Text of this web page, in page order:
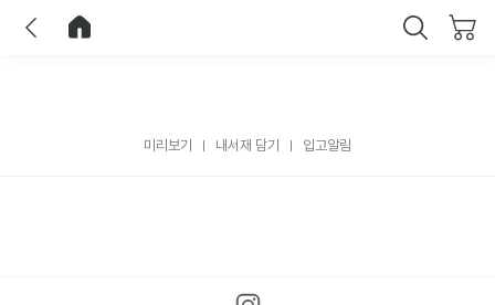
미리보기 내서재 담기 입고알림